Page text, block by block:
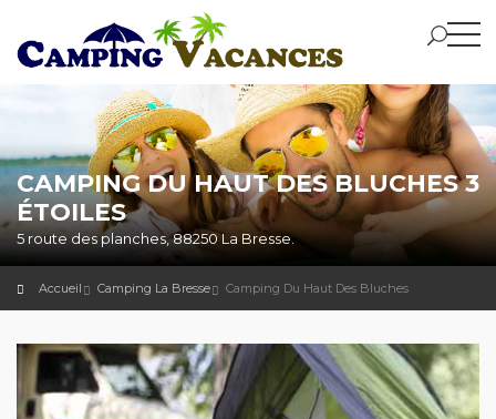
CAMPING DU HAUT DES BLUCHES 3
ÉTOILES
5 route des planches, 88250 La Bresse.
Accueil Camping La Bresse Camping Du Haut Des Bluches